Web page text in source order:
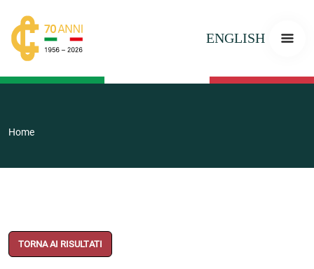
ENGLISH
Home
TORNA AI RISULTATI